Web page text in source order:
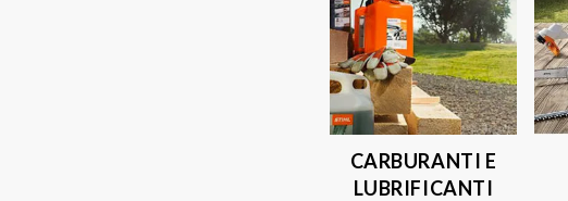
CARBURANTI E
LUBRIFICANTI